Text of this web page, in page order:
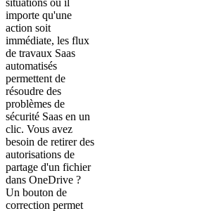
situations où il
importe qu'une
action soit
immédiate, les flux
de travaux Saas
automatisés
permettent de
résoudre des
problèmes de
sécurité Saas en un
clic. Vous avez
besoin de retirer des
autorisations de
partage d'un fichier
dans OneDrive ?
Un bouton de
correction permet